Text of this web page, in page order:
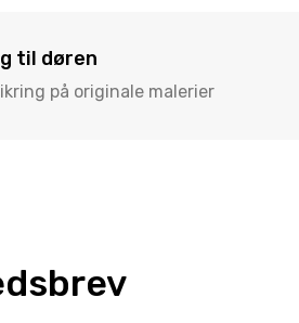
til døren
på originale malerier